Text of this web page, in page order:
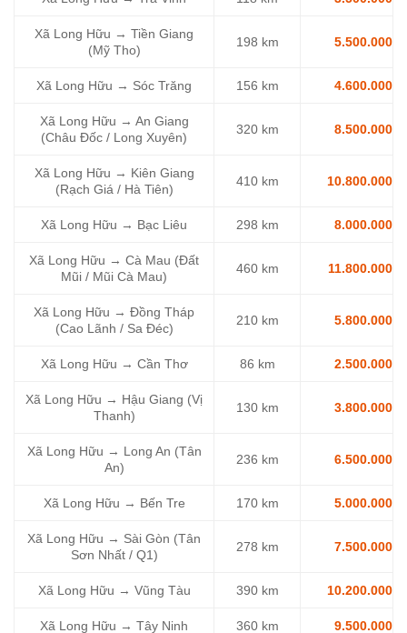
Xã Long Hữu → Tiền Giang
(Mỹ Tho)
198 km 5.500.000
Xã Long Hữu → Sóc Trăng 156 km 4.600.000
Xã Long Hữu → An Giang
(Châu Đốc / Long Xuyên)
320 km 8.500.000
Xã Long Hữu → Kiên Giang
(Rạch Giá / Hà Tiên)
410 km 10.800.000
Xã Long Hữu → Bạc Liêu 298 km 8.000.000
Xã Long Hữu → Cà Mau (Đất
Mũi / Mũi Cà Mau)
460 km 11.800.000
Xã Long Hữu → Đồng Tháp
(Cao Lãnh / Sa Đéc)
210 km 5.800.000
Xã Long Hữu → Cần Thơ 86 km 2.500.000
Xã Long Hữu → Hậu Giang (Vị
Thanh)
130 km 3.800.000
Xã Long Hữu → Long An (Tân
An)
236 km 6.500.000
Xã Long Hữu → Bến Tre 170 km 5.000.000
Xã Long Hữu → Sài Gòn (Tân
Sơn Nhất / Q1)
278 km 7.500.000
Xã Long Hữu → Vũng Tàu 390 km 10.200.000
Xã Long Hữu → Tây Ninh 360 km 9.500.000